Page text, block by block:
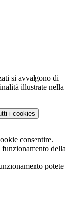
si avvalgono di
illustrate nella
i cookies
consentire.
della
potete